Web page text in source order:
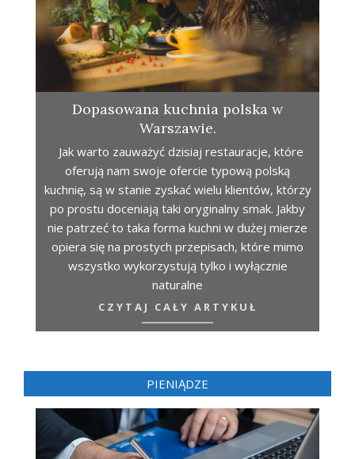
Dopasowana kuchnia polska w
Warszawie.
Jak warto zauważyć dzisiaj restauracje, które
oferują nam swoje ofercie typową polską
kuchnię, są w stanie zyskać wielu klientów, którzy
po prostu doceniają taki oryginalny smak. Jakby
nie patrzeć to taka forma kuchni w dużej mierze
opiera się na prostych przepisach, które mimo
wszystko wykorzystują tylko i wyłącznie
naturalne
CZYTAJ CAŁY ARTYKUŁ
PIENIĄDZE